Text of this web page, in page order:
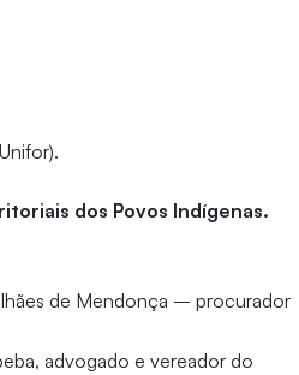
dos Povos Indígenas.
de Mendonça – procurador
advogado e vereador do